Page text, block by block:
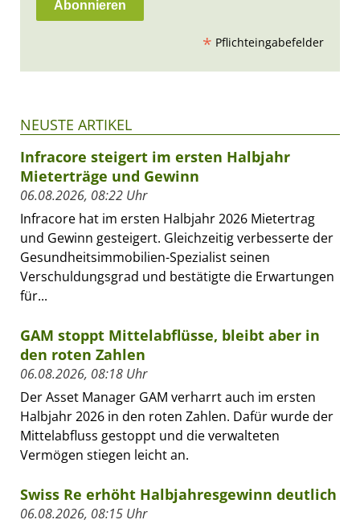
* Pflichteingabefelder
NEUSTE ARTIKEL
Infracore steigert im ersten Halbjahr
Mieterträge und Gewinn
06.08.2026, 08:22 Uhr
Infracore hat im ersten Halbjahr 2026 Mietertrag
und Gewinn gesteigert. Gleichzeitig verbesserte der
Gesundheitsimmobilien-Spezialist seinen
Verschuldungsgrad und bestätigte die Erwartungen
für...
GAM stoppt Mittelabflüsse, bleibt aber in
den roten Zahlen
06.08.2026, 08:18 Uhr
Der Asset Manager GAM verharrt auch im ersten
Halbjahr 2026 in den roten Zahlen. Dafür wurde der
Mittelabfluss gestoppt und die verwalteten
Vermögen stiegen leicht an.
Swiss Re erhöht Halbjahresgewinn deutlich
06.08.2026, 08:15 Uhr